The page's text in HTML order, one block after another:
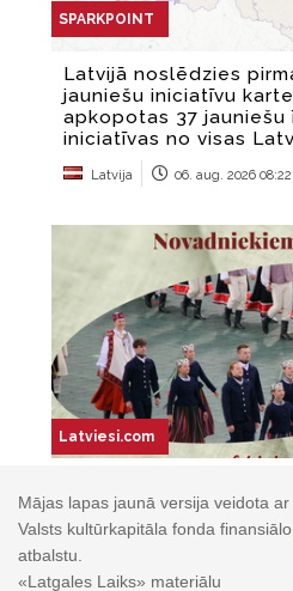
Mājas lapas jaunā versija veidota ar
Valsts kultūrkapitāla fonda finansiālo
atbalstu.
«Latgales Laiks» materiālu